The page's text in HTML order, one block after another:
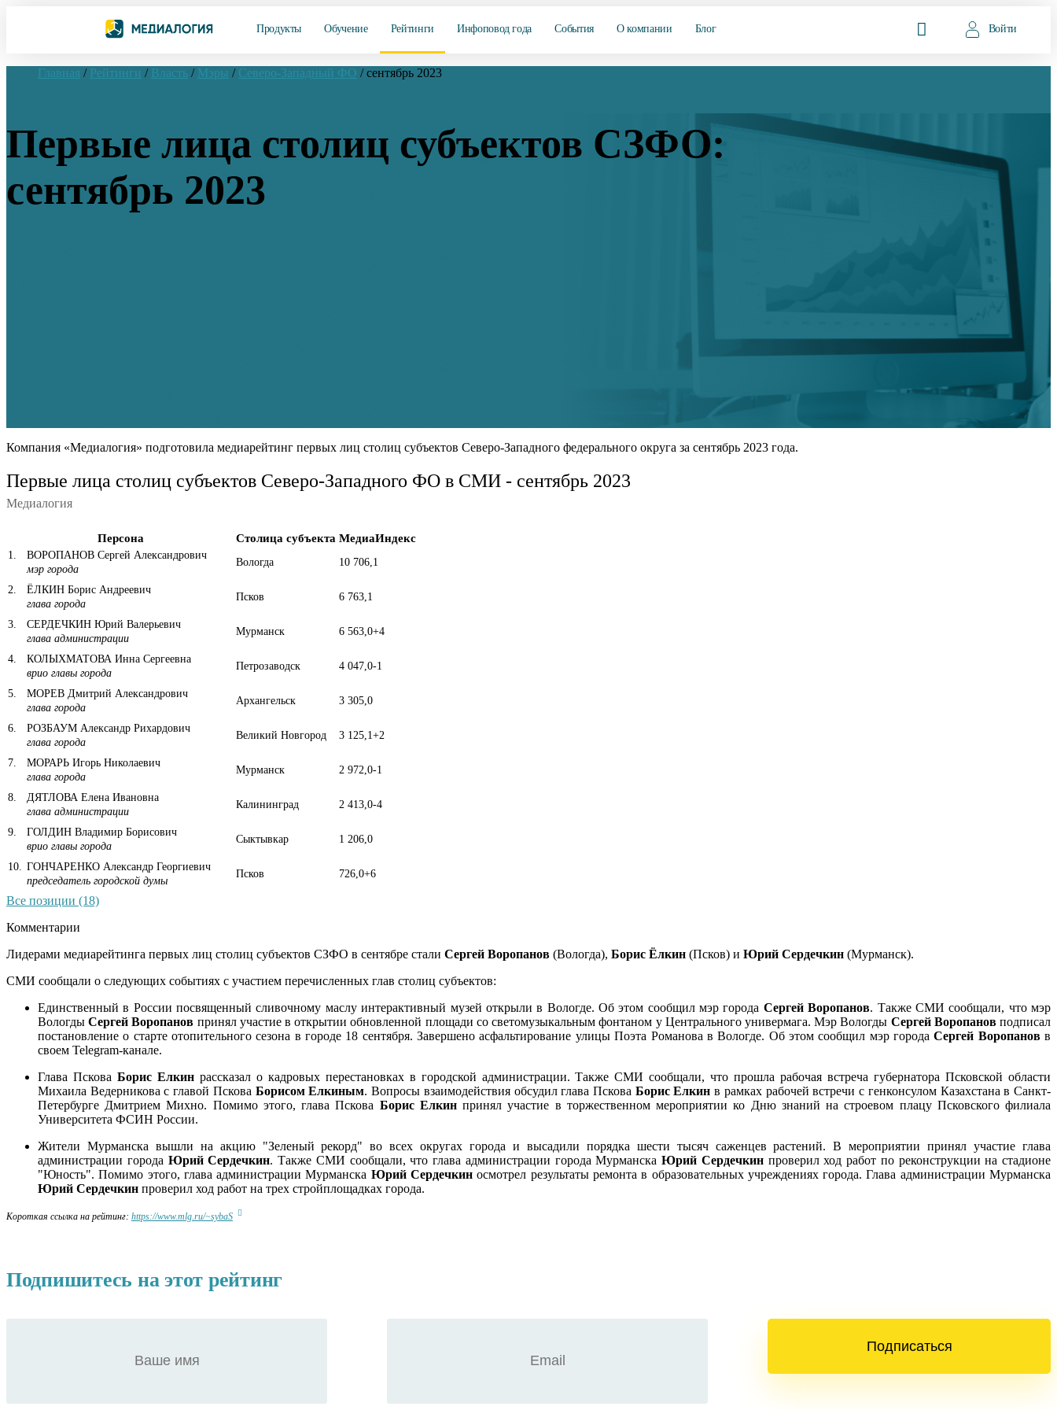
Продукты Обучение Рейтинги Инфоповод года События О компании Блог Войти
Главная / Рейтинги / Власть / Мэры / Северо-Западный ФО / сентябрь 2023
Первые лица столиц субъектов СЗФО:
сентябрь 2023
Компания «Медиалогия» подготовила медиарейтинг первых лиц столиц субъектов Северо-Западного федерального округа за сентябрь 2023 года.
Первые лица столиц субъектов Северо-Западного ФО в СМИ - сентябрь 2023
Медиалогия
Персона Столица субъекта МедиаИндекс
1
ВОРОПАНОВ Сергей Александрович
мэр города
Вологда 10 706,1
2
ЁЛКИН Борис Андреевич
глава города
Псков 6 763,1
3
СЕРДЕЧКИН Юрий Валерьевич
глава администрации
Мурманск 6 563,0+4
4
КОЛЫХМАТОВА Инна Сергеевна
врио главы города
Петрозаводск 4 047,0-1
5
МОРЕВ Дмитрий Александрович
глава города
Архангельск 3 305,0
6
РОЗБАУМ Александр Рихардович
глава города
Великий Новгород 3 125,1 +2
7
МОРАРЬ Игорь Николаевич
глава города
Мурманск 2 972,0-1
8
ДЯТЛОВА Елена Ивановна
глава администрации
Калининград 2 413,0-4
9
ГОЛДИН Владимир Борисович
врио главы города
Сыктывкар 1 206,0
10
ГОНЧАРЕНКО Александр Георгиевич
председатель городской думы
Псков 726,0+6
Все позиции (18)
Комментарии
Лидерами медиарейтинга первых лиц столиц субъектов СЗФО в сентябре стали Сергей Воропанов (Вологда), Борис Ёлкин (Псков) и Юрий Сердечкин (Мурманск).
СМИ сообщали о следующих событиях с участием перечисленных глав столиц субъектов:
Единственный в России посвященный сливочному маслу интерактивный музей открыли в Вологде. Об этом сообщил мэр города Сергей Воропанов. Также СМИ сообщали, что мэр
ВологдыСергей Воропанов принял участие в открытии обновленной площади со светомузыкальным фонтаном у Центрального универмага. Мэр Вологды Сергей Воропановподписал
постановление о старте отопительного сезона в городе 18 сентября. Завершено асфальтирование улицы Поэта Романова в Вологде. Об этом сообщил мэр городаСергей Воропановв
своем Telegram-канале.
Глава Пскова Борис Елкинрассказал о кадровых перестановках в городской администрации. Также СМИ сообщали, что прошла рабочая встреча губернатора Псковской области
Михаила Ведерникова с главой Пскова Борисом Елкиным. Вопросы взаимодействия обсудил глава Пскова Борис Елкин в рамках рабочей встречи с генконсулом Казахстана в Санкт-
Петербурге Дмитрием Михно. Помимо этого, глава Пскова Борис Елкинпринял участие в торжественном мероприятии ко Дню знаний на строевом плацу Псковского филиала
Университета ФСИН России.
Жители Мурманска вышли на акцию "Зеленый рекорд" во всех округах города и высадили порядка шести тысяч саженцев растений. В мероприятии принял участие глава
администрации города Юрий Сердечкин. Также СМИ сообщали, что глава администрации города Мурманска Юрий Сердечкинпроверил ход работ по реконструкции на стадионе
"Юность". Помимо этого, глава администрации Мурманска Юрий Сердечкин осмотрел результаты ремонта в образовательных учреждениях города. Глава администрации Мурманска
Юрий Сердечкин проверил ход работ на трех стройплощадках города.
Короткая ссылка на рейтинг: https://www.mlg.ru/~sybaS
Подпишитесь на этот рейтинг